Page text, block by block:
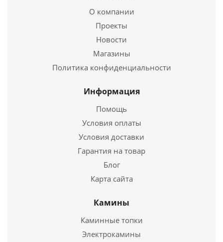
Чугунная печь ВЕЗУВИЙ Сенсация 22 Антрацит
(ДТ-4)
34 940руб.
Подробнее
Купить в 1 клик
О компании
Проекты
Новости
Магазины
Политика конфиденциальности
Информация
Помощь
Условия оплаты
Условия доставки
Гарантия на товар
Блог
Карта сайта
Камины
Каминные топки
Электрокамины